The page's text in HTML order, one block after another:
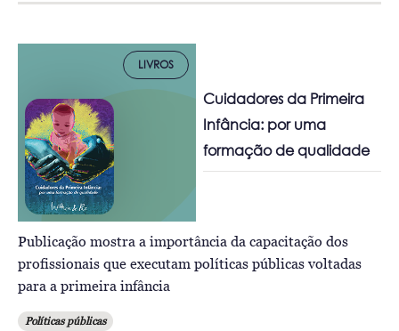
LIVROS
Cuidadores da Primeira
Infância: por uma
formação de qualidade
Publicação mostra a importância da capacitação dos
profissionais que executam políticas públicas voltadas
para a primeira infância
Políticas públicas